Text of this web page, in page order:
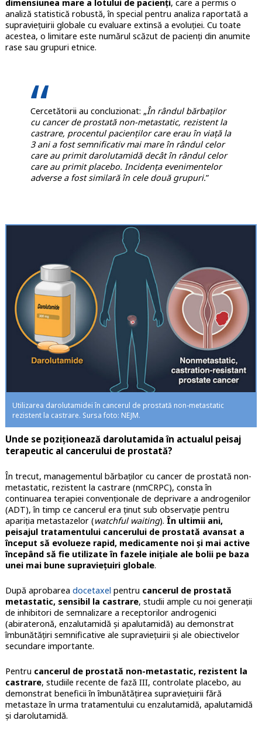
dimensiunea mare a lotului de pacienți, care a permis o
analiză statistică robustă, în special pentru analiza raportată a
supraviețuirii globale cu evaluare extinsă a evoluției. Cu toate
acestea, o limitare este numărul scăzut de pacienți din anumite
rase sau grupuri etnice.
Cercetătorii au concluzionat: „În rândul bărbaților
cu cancer de prostată non-metastatic, rezistent la
castrare, procentul pacienților care erau în viață la
3 ani a fost semnificativ mai mare în rândul celor
care au primit darolutamidă decât în ​​rândul celor
care au primit placebo. Incidența evenimentelor
adverse a fost similară în cele două grupuri.”
Utilizarea darolutamidei în cancerul de prostată non-metastatic
rezistent la castrare. Sursa foto: NEJM.
Unde se poziționează darolutamida în actualul peisaj
terapeutic al cancerului de prostată?
În trecut, managementul bărbaților cu cancer de prostată non-
metastatic, rezistent la castrare (nmCRPC), consta în
continuarea terapiei convenționale de deprivare a androgenilor
(ADT), în timp ce cancerul era ținut sub observație pentru
apariția metastazelor (watchful waiting). În ultimii ani,
peisajul tratamentului cancerului de prostată avansat a
început să evolueze rapid, medicamente noi și mai active
începând să fie utilizate în fazele inițiale ale bolii pe baza
unei mai bune supraviețuiri globale.
După aprobarea docetaxel pentru cancerul de prostată
metastatic, sensibil la castrare, studii ample cu noi generații
de inhibitori de semnalizare a receptorilor androgenici
(abirateronă, enzalutamidă și apalutamidă) au demonstrat
îmbunătățiri semnificative ale supraviețuirii și ale obiectivelor
secundare importante.
Pentru cancerul de prostată non-metastatic, rezistent la
castrare, studiile recente de fază III, controlate placebo, au
demonstrat beneficii în îmbunătățirea supraviețuirii fără
metastaze în urma tratamentului cu enzalutamidă, apalutamidă
și darolutamidă.